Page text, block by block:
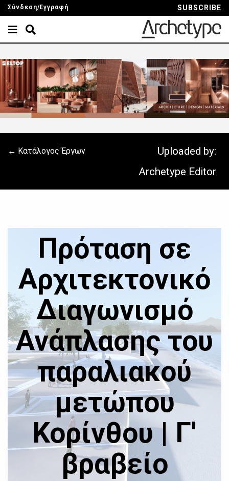
Σύνδεση/Εγγραφή SUBSCRIBE
← Κατάλογος Έργων
Uploaded by:
Archetype Editor
Πρόταση σε
Αρχιτεκτονικό
Διαγωνισμό
Ανάπλασης του
παραλιακού
μετώπου
Κορίνθου | Γ'
βραβείο